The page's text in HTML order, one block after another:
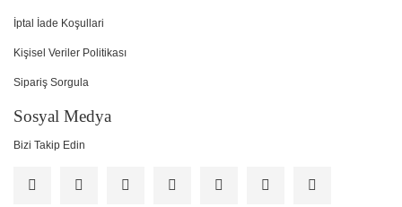
İptal İade Koşullari
Kişisel Veriler Politikası
Sipariş Sorgula
Sosyal Medya
Bizi Takip Edin